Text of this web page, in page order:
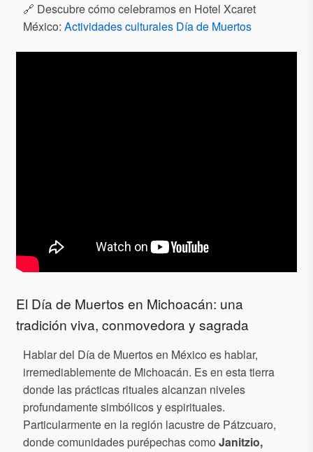
🔗 Descubre cómo celebramos en Hotel Xcaret
México: Actividades culturales Día de Muertos
El Día de Muertos en Michoacán: una
tradición viva, conmovedora y sagrada
Hablar del Día de Muertos en México es hablar,
irremediablemente de Michoacán. Es en esta tierra
donde las prácticas rituales alcanzan niveles
profundamente simbólicos y espirituales.
Particularmente en la región lacustre de Pátzcuaro,
donde comunidades purépechas como Janitzio,